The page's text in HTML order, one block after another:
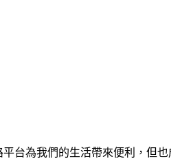
台為我們的生活帶來便利，但